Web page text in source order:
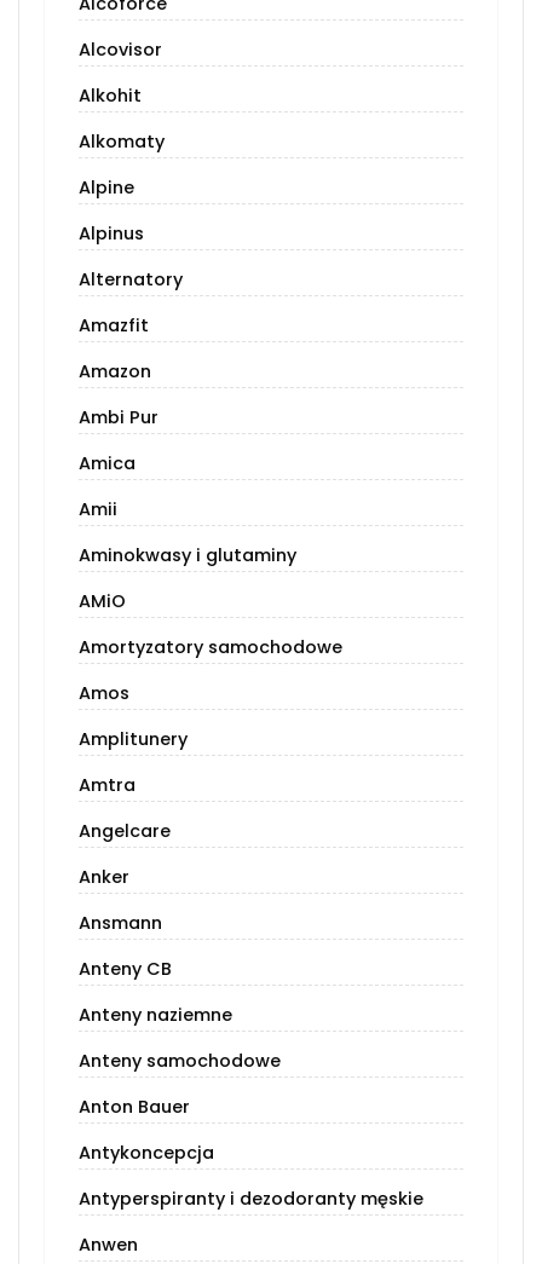
Alcovisor
Alkohit
Alkomaty
Alpine
Alpinus
Alternatory
Amazfit
Amazon
Ambi Pur
Amica
Amii
Aminokwasy i glutaminy
AMiO
Amortyzatory samochodowe
Amos
Amplitunery
Amtra
Angelcare
Anker
Ansmann
Anteny CB
Anteny naziemne
Anteny samochodowe
Anton Bauer
Antykoncepcja
Antyperspiranty i dezodoranty męskie
Anwen